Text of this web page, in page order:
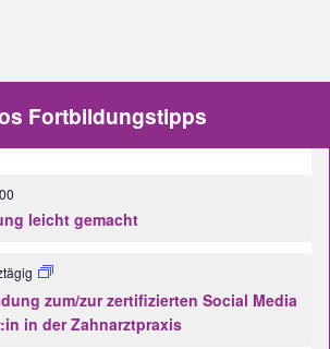
Fortbildungstipps
leicht gemacht
zum/zur zertifizierten Social Media
in der Zahnarztpraxis